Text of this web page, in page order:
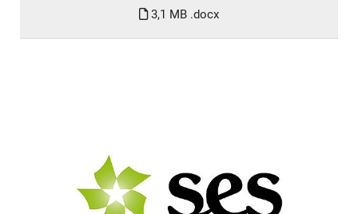
3,1 MB .docx